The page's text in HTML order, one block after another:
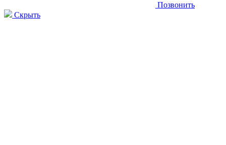
Позвонить
Скрыть